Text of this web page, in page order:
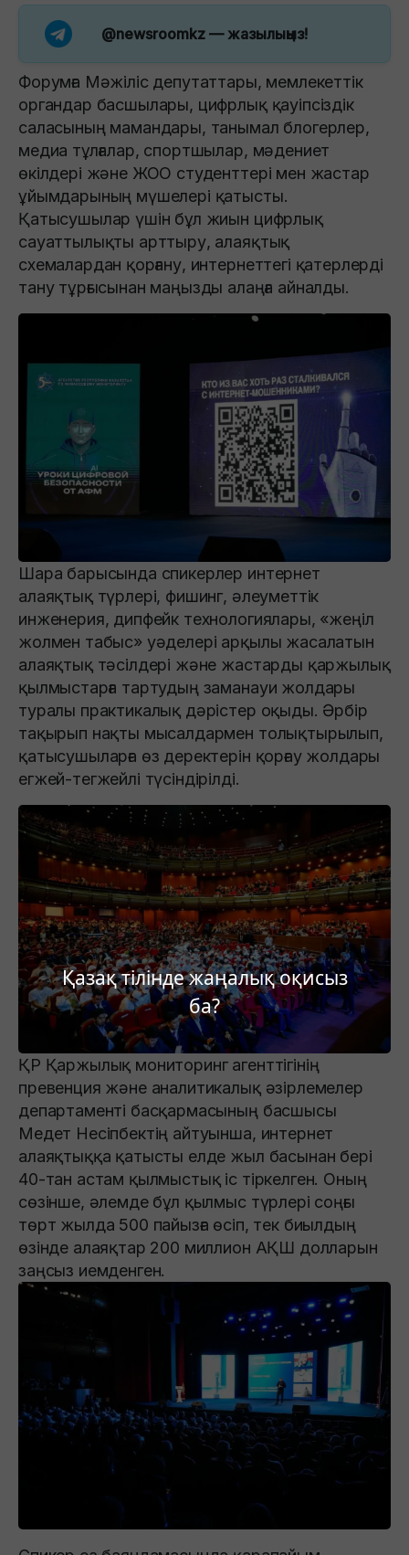
Қазақ тілінде жаңалық оқисыз
ба?
@newsroomkz — жазылыңыз!
Форумға Мәжіліс депутаттары, мемлекеттік
органдар басшылары, цифрлық қауіпсіздік
саласының мамандары, танымал блогерлер,
медиа тұлғалар, спортшылар, мәдениет
өкілдері және ЖОО студенттері мен жастар
ұйымдарының мүшелері қатысты.
Қатысушылар үшін бұл жиын цифрлық
сауаттылықты арттыру, алаяқтық
схемалардан қорғану, интернеттегі қатерлерді
тану тұрғысынан маңызды алаңға айналды.
Шара барысында спикерлер интернет
алаяқтық түрлері, фишинг, әлеуметтік
инженерия, дипфейк технологиялары, «жеңіл
жолмен табыс» уәделері арқылы жасалатын
алаяқтық тәсілдері және жастарды қаржылық
қылмыстарға тартудың заманауи жолдары
туралы практикалық дәрістер оқыды. Әрбір
тақырып нақты мысалдармен толықтырылып,
қатысушыларға өз деректерін қорғау жолдары
егжей-тегжейлі түсіндірілді.
ҚР Қаржылық мониторинг агенттігінің
превенция және аналитикалық әзірлемелер
департаменті басқармасының басшысы
Медет Несіпбектің айтуынша, интернет
алаяқтыққа қатысты елде жыл басынан бері
40-тан астам қылмыстық іс тіркелген. Оның
сөзінше, әлемде бұл қылмыс түрлері соңғы
төрт жылда 500 пайызға өсіп, тек биылдың
өзінде алаяқтар 200 миллион АҚШ долларын
заңсыз иемденген.